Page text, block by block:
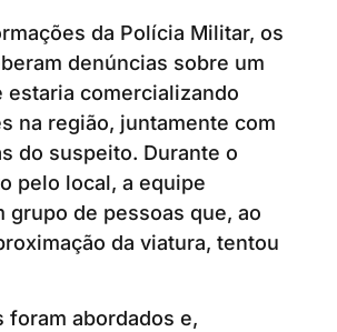
da Polícia Militar, os
denúncias sobre um
estaria comercializando
na região, juntamente com
do suspeito. Durante o
pelo local, a equipe
grupo de pessoas que, ao
da viatura, tentou
foram abordados e,